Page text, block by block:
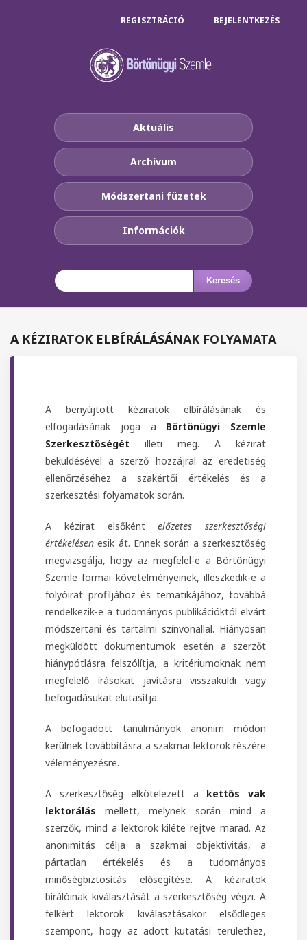
Aktuális
Archívum
Módszertani füzetek
Információk
Keresés
REGISZTRÁCIÓ BEJELENTKEZÉS
A KÉZIRATOK ELBÍRÁLÁSÁNAK FOLYAMATA
A benyújtott kéziratok elbírálásának és
elfogadásának joga a Börtönügyi Szemle
Szerkesztőségét illeti meg. A kézirat
beküldésével a szerző hozzájral az eredetiség
ellenőrzéséhez a szakértői értékelés és a
szerkesztési folyamatok során.
A kézirat elsőkéntelőzetes szerkesztőségi
értékelésen esik át. Ennek során a szerkesztőség
megvizsgálja, hogy az megfelel-e a Börtönügyi
Szemle formai követelményeinek, illeszkedik-e a
folyóirat profiljához és tematikájához, továbbá
rendelkezik-e a tudományos publikációktól elvárt
módszertani és tartalmi színvonallal. Hiányosan
megküldött dokumentumok esetén a szerzőt
hiánypótlásra felszólítja, a kritériumoknak nem
megfelelő írásokat javításra visszaküldi vagy
befogadásukat elutasítja.
A befogadott tanulmányok anonim módon
kerülnek továbbításra a szakmai lektorok részére
véleményezésre.
A szerkesztőség elkötelezett a kettős vak
lektorálás mellett, melynek során mind a
szerzők, mind a lektorok kiléte rejtve marad. Az
anonimitás célja a szakmai objektivitás, a
pártatlan értékelés és a tudományos
minőségbiztosítás elősegítése. A kéziratok
bírálóinak kiválasztását a szerkesztőség végzi. A
felkért lektorok kiválasztásakor elsődleges
szempont, hogy az adott kutatási területhez,